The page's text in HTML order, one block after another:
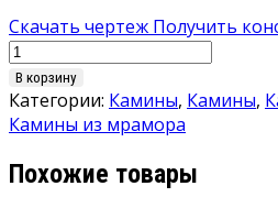
Скачать чертеж Получить
Количество
товара
Камин
Schmid
Pisa
В корзину
Категории: Камины, Камины,
Камины из мрамора
Похожие товары